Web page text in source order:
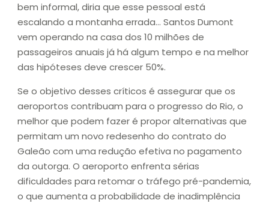
bem informal, diria que esse pessoal está
escalando a montanha errada… Santos Dumont
vem operando na casa dos 10 milhões de
passageiros anuais já há algum tempo e na melhor
das hipóteses deve crescer 50%.
Se o objetivo desses críticos é assegurar que os
aeroportos contribuam para o progresso do Rio, o
melhor que podem fazer é propor alternativas que
permitam um novo redesenho do contrato do
Galeão com uma redução efetiva no pagamento
da outorga. O aeroporto enfrenta sérias
dificuldades para retomar o tráfego pré-pandemia,
o que aumenta a probabilidade de inadimplência